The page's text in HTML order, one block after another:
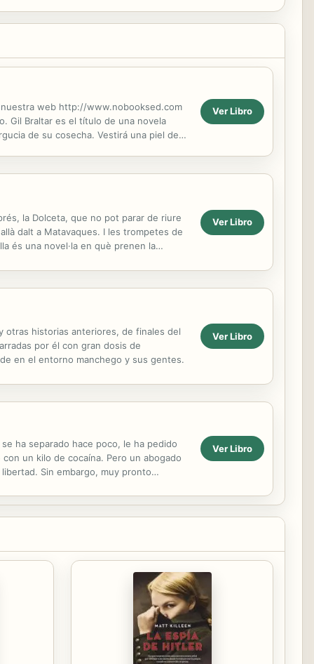
nuestra web http://www.nobooksed.com
Gil Braltar es el título de una novela
de su cosecha. Vestirá una piel de
Ver Libro
la Dolceta, que no pot parar de riure
dalt a Matavaques. I les trompetes de
és una novel·la en què prenen la
Ver Libro
otras historias anteriores, de finales del
por él con gran dosis de
en el entorno manchego y sus gentes.
Ver Libro
ha separado hace poco, le ha pedido
un kilo de cocaína. Pero un abogado
Sin embargo, muy pronto
Ver Libro